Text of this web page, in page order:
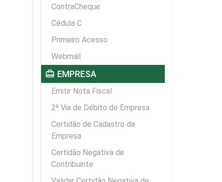
ContraCheque
Cédula C
Primeiro Acesso
Webmail
card_travel EMPRESA
Emitir Nota Fiscal
2ª Via de Débito de Empresa
Certidão de Cadastro da
Empresa
Certidão Negativa de
Contribuinte